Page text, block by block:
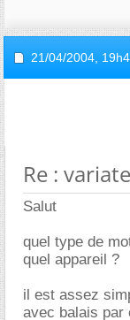
21/04/2004,
Re :
Salut
quel type de
quel appareil ?
il est assez
avec balais par